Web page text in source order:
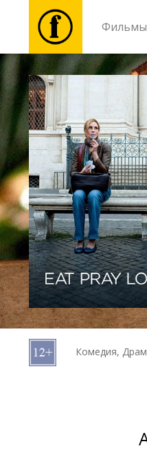
Фильмы
Фильмы
Билеты
Культура
Мероприятия
Новости
Подарки
Кинозакуски
B2B Комедия,